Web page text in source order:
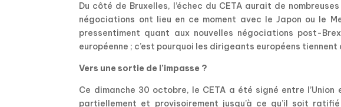
Du côté de Bruxelles, l’échec du CETA aurait de
négociations ont lieu en ce moment avec le Japon ou le
pressentiment quant aux nouvelles négociations post-
européenne ; c’est pourquoi les dirigeants européens
Vers une sortie de l’impasse ?
Ce dimanche 30 octobre, le CETA a été signé entre
partiellement et provisoirement jusqu’à ce qu’il soit